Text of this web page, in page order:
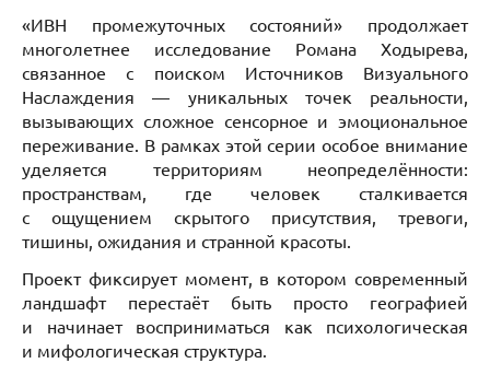
«ИВН промежуточных состояний» продолжает
многолетнее исследование Романа Ходырева,
связанное с поиском Источников Визуального
Наслаждения — уникальных точек реальности,
вызывающих сложное сенсорное и эмоциональное
переживание. В рамках этой серии особое внимание
уделяется территориям неопределённости:
пространствам, где человек сталкивается
с ощущением скрытого присутствия, тревоги,
тишины, ожидания и странной красоты.
Проект фиксирует момент, в котором современный
ландшафт перестаёт быть просто географией
и начинает восприниматься как психологическая
и мифологическая структура.